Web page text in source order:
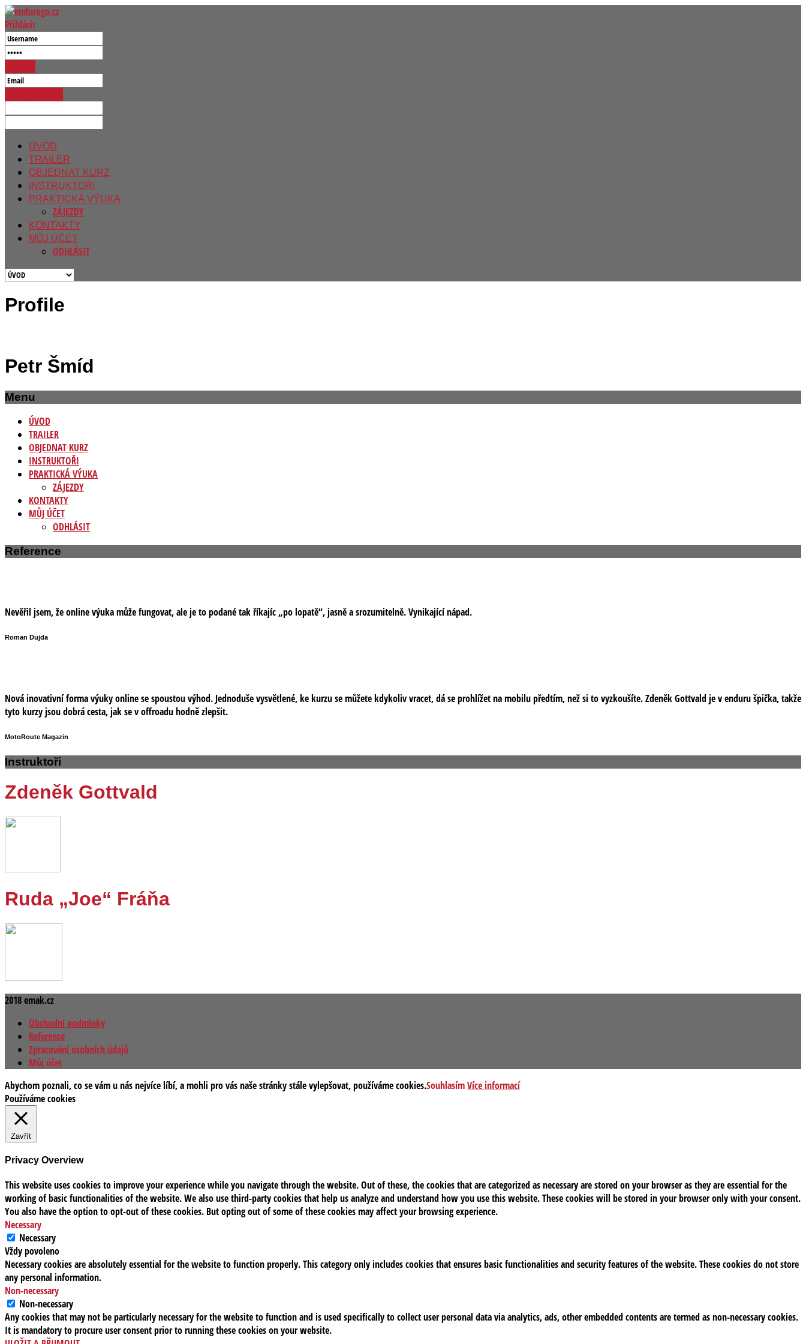
Přihlásit
ÚVOD
TRAILER
OBJEDNAT KURZ
INSTRUKTOŘI
PRAKTICKÁ VÝUKA
ZÁJEZDY
KONTAKTY
MŮJ ÚČET
ODHLÁSIT
Profile
Petr Šmíd
Menu
ÚVOD
TRAILER
OBJEDNAT KURZ
INSTRUKTOŘI
PRAKTICKÁ VÝUKA
ZÁJEZDY
KONTAKTY
MŮJ ÚČET
ODHLÁSIT
Reference
Nevěřil jsem, že online výuka může fungovat, ale je to podané tak říkajíc „po lopatě“, jasně a srozumitelně. Vynikající nápad.
Roman Dujda
Nová inovativní forma výuky online se spoustou výhod. Jednoduše vysvětlené, ke kurzu se můžete kdykoliv vracet, dá se prohlížet na mobilu předtím, než si to vyzkoušíte. Zdeněk Gottvald je v enduru špička, takže
tyto kurzy jsou dobrá cesta, jak se v offroadu hodně zlepšit.
MotoRoute Magazin
Instruktoři
Zdeněk Gottvald
Ruda „Joe“ Fráňa
2018 emak.cz
Obchodní podmínky
Reference
Zpracování osobních údajů
Můj účet
Abychom poznali, co se vám u nás nejvíce líbí, a mohli pro vás naše stránky stále vylepšovat, používáme cookies.SouhlasímVíce informací
Používáme cookies
Zavřít
Privacy Overview
This website uses cookies to improve your experience while you navigate through the website. Out of these, the cookies that are categorized as necessary are stored on your browser as they are essential for the
working of basic functionalities of the website. We also use third-party cookies that help us analyze and understand how you use this website. These cookies will be stored in your browser only with your consent.
You also have the option to opt-out of these cookies. But opting out of some of these cookies may affect your browsing experience.
Necessary
Necessary
Vždy povoleno
Necessary cookies are absolutely essential for the website to function properly. This category only includes cookies that ensures basic functionalities and security features of the website. These cookies do not store
any personal information.
Non-necessary
Non-necessary
Any cookies that may not be particularly necessary for the website to function and is used specifically to collect user personal data via analytics, ads, other embedded contents are termed as non-necessary cookies.
It is mandatory to procure user consent prior to running these cookies on your website.